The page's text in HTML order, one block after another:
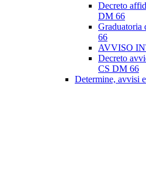
Decreto
DM 66
Graduatoria
66
AVVISO
Decreto
CS DM 66
Determine, avvisi